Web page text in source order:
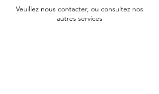
Veuillez nous contacter, ou consultez nos
autres services